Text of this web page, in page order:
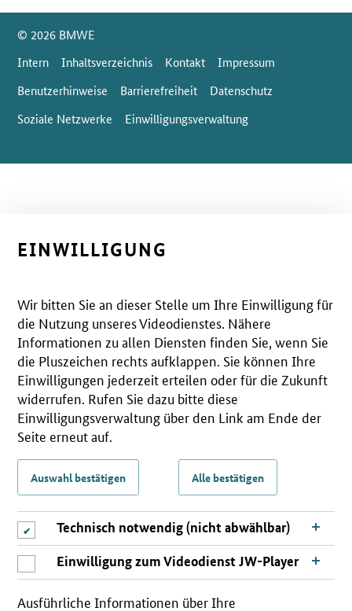
SrOnlyServicemenü
© 2026 BMWE
Intern
Inhaltsverzeichnis Kontakt
Impressum
Benutzerhinweise
Barrierefreiheit
Datenschutz
Soziale Netzwerke
Einwilligungsverwaltung
EINWILLIGUNG
Wir bitten Sie an dieser Stelle um Ihre Einwilligung für
die Nutzung unseres Videodienstes. Nähere
Informationen zu allen Diensten finden Sie, wenn Sie
die Pluszeichen rechts aufklappen. Sie können Ihre
Einwilligungen jederzeit erteilen oder für die Zukunft
widerrufen. Rufen Sie dazu bitte diese
Einwilligungsverwaltung über den Link am Ende der
Seite erneut auf.
Auswahl bestätigen Alle bestätigen
Technisch notwendig (nicht abwählbar)
Einwilligung zum Videodienst JW-Player
Ausführliche Informationen über Ihre